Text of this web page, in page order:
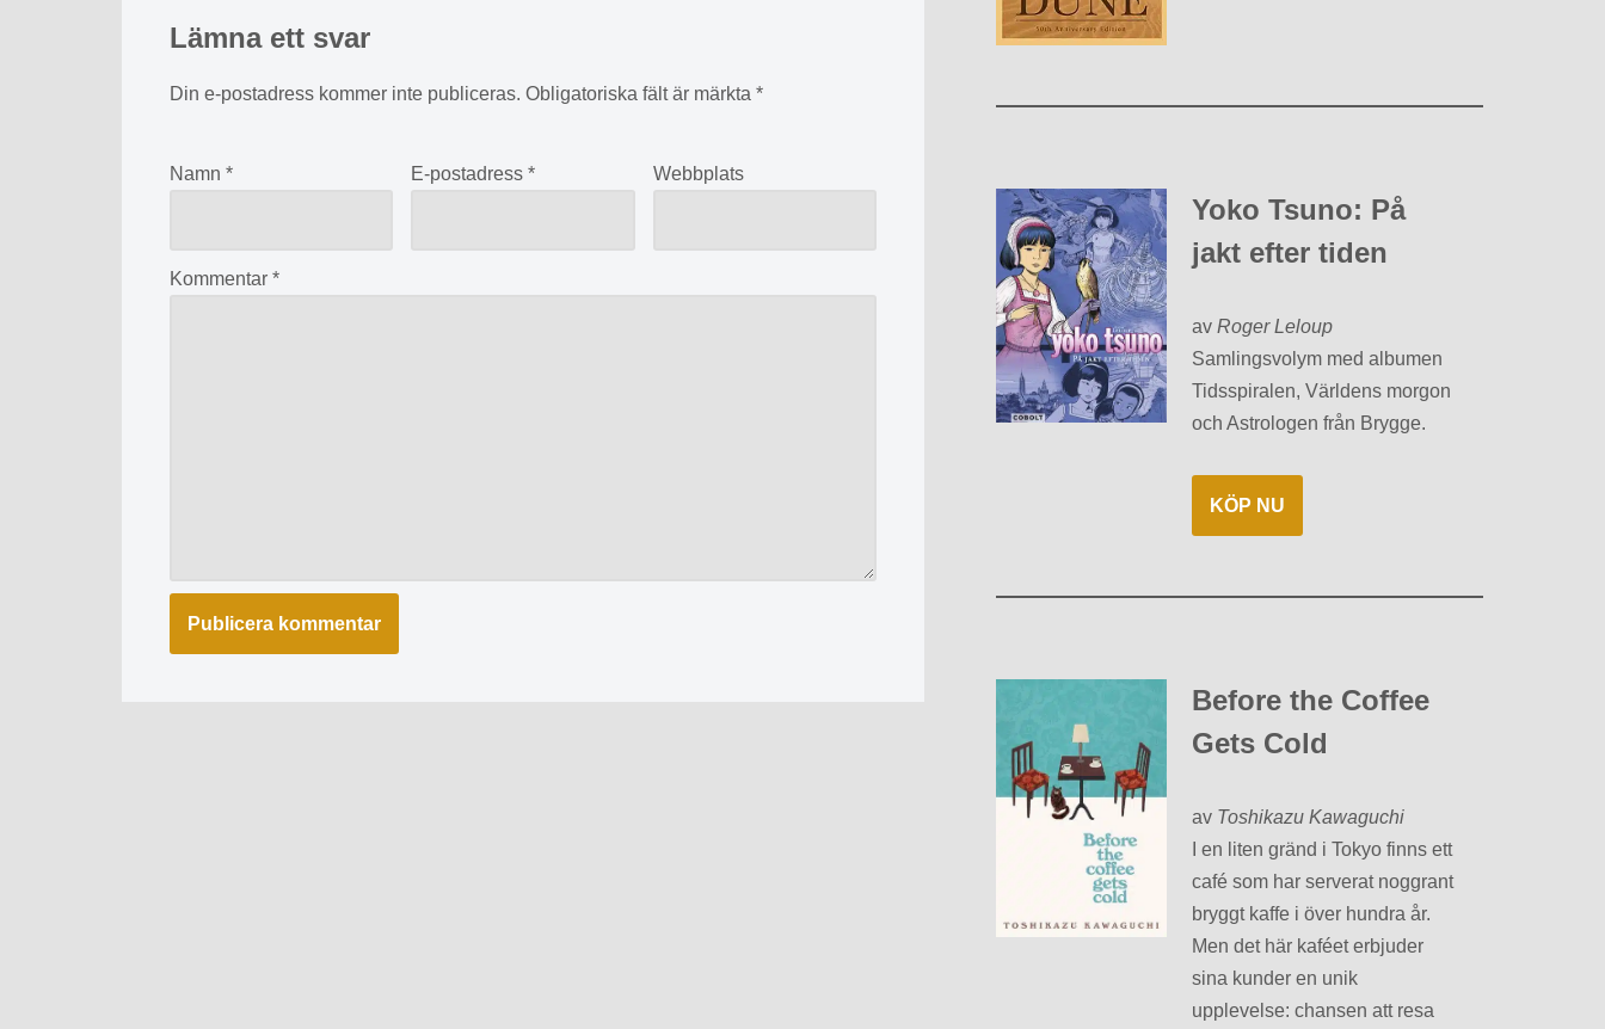
Lämna ett svar
Din e-postadress kommer inte publiceras. Obligatoriska fält är märkta *
Namn * E-postadress* Webbplats
Kommentar *
Yoko Tsuno: På
jakt efter tiden
av Roger Leloup
Samlingsvolym med albumen
Tidsspiralen, Världens morgon
och Astrologen från Brygge.
KÖP NU
Before the Coffee
Gets Cold
av Toshikazu Kawaguchi
I en liten gränd i Tokyo finns ett
café som har serverat noggrant
bryggt kaffe i över hundra år.
Men det här kaféet erbjuder
sina kunder en unik
upplevelse: chansen att resa